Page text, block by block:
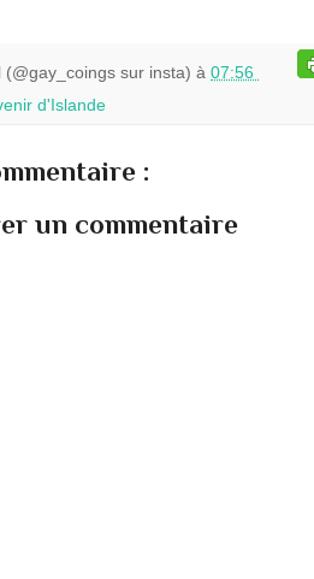
(@gay_coings sur insta) à 07:56
d'Islande
:
un commentaire